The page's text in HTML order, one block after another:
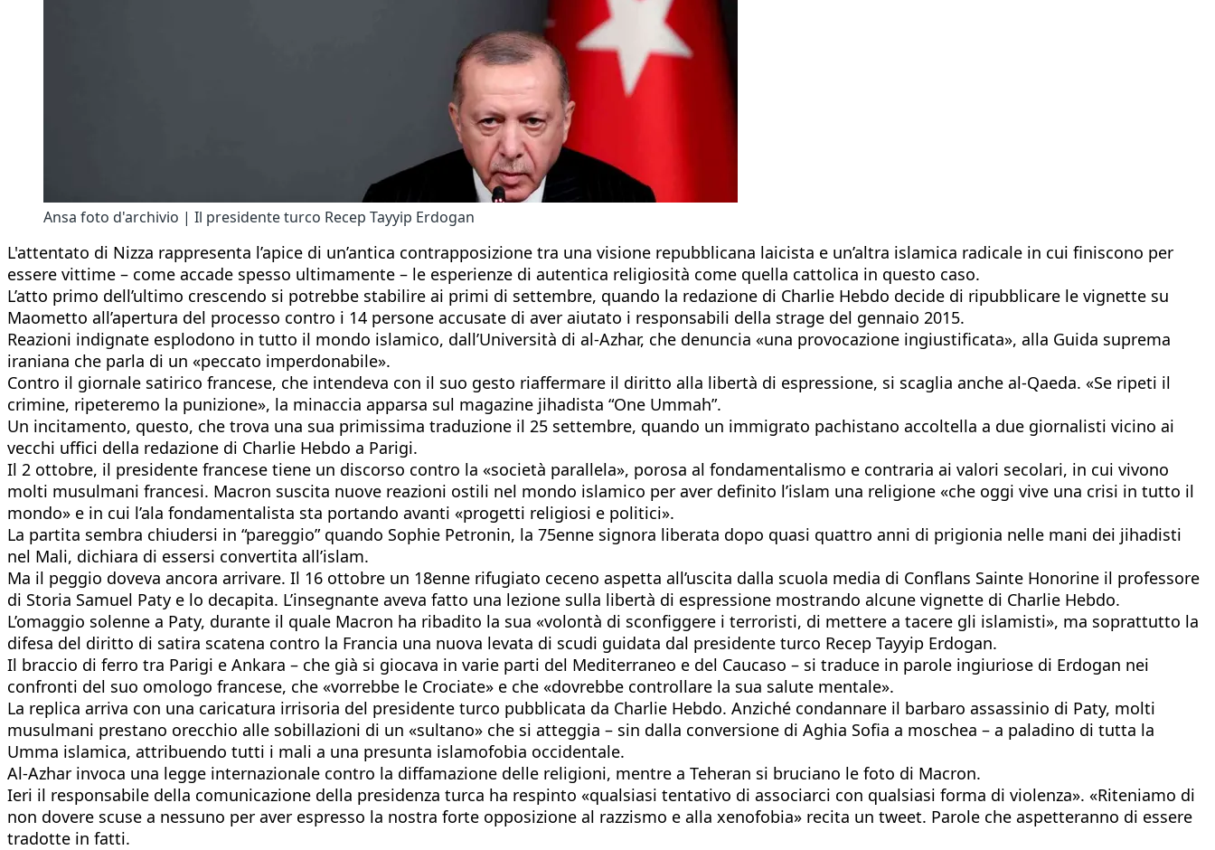
Ansa foto d'archivio | Il presidente turco Recep Tayyip Erdogan
L'attentato di Nizza rappresenta l’apice di un’antica contrapposizione tra una visione repubblicana laicista e un’altra islamica radicale in cui finiscono per
essere vittime – come accade spesso ultimamente – le esperienze di autentica religiosità come quella cattolica in questo caso.
L’atto primo dell’ultimo crescendo si potrebbe stabilire ai primi di settembre, quando la redazione di Charlie Hebdo decide di ripubblicare le vignette su
Maometto all’apertura del processo contro i 14 persone accusate di aver aiutato i responsabili della strage del gennaio 2015.
Reazioni indignate esplodono in tutto il mondo islamico, dall’Università di al-Azhar, che denuncia «una provocazione ingiustificata», alla Guida suprema
iraniana che parla di un «peccato imperdonabile».
Contro il giornale satirico francese, che intendeva con il suo gesto riaffermare il diritto alla libertà di espressione, si scaglia anche al-Qaeda. «Se ripeti il
crimine, ripeteremo la punizione», la minaccia apparsa sul magazine jihadista “One Ummah”.
Un incitamento, questo, che trova una sua primissima traduzione il 25 settembre, quando un immigrato pachistano accoltella a due giornalisti vicino ai
vecchi uffici della redazione di Charlie Hebdo a Parigi.
Il 2 ottobre, il presidente francese tiene un discorso contro la «società parallela», porosa al fondamentalismo e contraria ai valori secolari, in cui vivono
molti musulmani francesi. Macron suscita nuove reazioni ostili nel mondo islamico per aver definito l’islam una religione «che oggi vive una crisi in tutto il
mondo» e in cui l’ala fondamentalista sta portando avanti «progetti religiosi e politici».
La partita sembra chiudersi in “pareggio” quando Sophie Petronin, la 75enne signora liberata dopo quasi quattro anni di prigionia nelle mani dei jihadisti
nel Mali, dichiara di essersi convertita all’islam.
Ma il peggio doveva ancora arrivare. Il 16 ottobre un 18enne rifugiato ceceno aspetta all’uscita dalla scuola media di Conflans Sainte Honorine il professore
di Storia Samuel Paty e lo decapita. L’insegnante aveva fatto una lezione sulla libertà di espressione mostrando alcune vignette di Charlie Hebdo.
L’omaggio solenne a Paty, durante il quale Macron ha ribadito la sua «volontà di sconfiggere i terroristi, di mettere a tacere gli islamisti», ma soprattutto la
difesa del diritto di satira scatena contro la Francia una nuova levata di scudi guidata dal presidente turco Recep Tayyip Erdogan.
Il braccio di ferro tra Parigi e Ankara – che già si giocava in varie parti del Mediterraneo e del Caucaso – si traduce in parole ingiuriose di Erdogan nei
confronti del suo omologo francese, che «vorrebbe le Crociate» e che «dovrebbe controllare la sua salute mentale».
La replica arriva con una caricatura irrisoria del presidente turco pubblicata da Charlie Hebdo. Anziché condannare il barbaro assassinio di Paty, molti
musulmani prestano orecchio alle sobillazioni di un «sultano» che si atteggia – sin dalla conversione di Aghia Sofia a moschea – a paladino di tutta la
Umma islamica, attribuendo tutti i mali a una presunta islamofobia occidentale.
Al-Azhar invoca una legge internazionale contro la diffamazione delle religioni, mentre a Teheran si bruciano le foto di Macron.
Ieri il responsabile della comunicazione della presidenza turca ha respinto «qualsiasi tentativo di associarci con qualsiasi forma di violenza». «Riteniamo di
non dovere scuse a nessuno per aver espresso la nostra forte opposizione al razzismo e alla xenofobia» recita un tweet. Parole che aspetteranno di essere
tradotte in fatti.